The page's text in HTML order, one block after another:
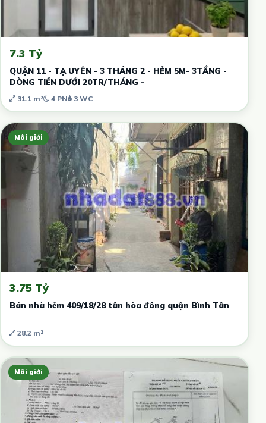
7.3 Tỷ
QUẬN 11 - TẠ UYÊN - 3 THÁNG 2 - HẺM 5M- 3TẦNG -
DÒNG TIỀN DƯỚI 20TR/THÁNG -
31.1 m² 4 PN 3 WC
Môi giới
3.75 Tỷ
Bán nhà hẻm 409/18/28 tân hòa đông quận Bình Tân
28.2 m²
Môi giới